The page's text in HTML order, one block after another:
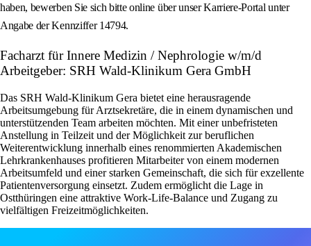
haben, bewerben Sie sich bitte online über unser Karriere-Portal unter
Angabe der Kennziffer 14794.
Facharzt für Innere Medizin / Nephrologie w/m/d
Arbeitgeber: SRH Wald-Klinikum Gera GmbH
Das SRH Wald-Klinikum Gera bietet eine herausragende
Arbeitsumgebung für Arztsekretäre, die in einem dynamischen und
unterstützenden Team arbeiten möchten. Mit einer unbefristeten
Anstellung in Teilzeit und der Möglichkeit zur beruflichen
Weiterentwicklung innerhalb eines renommierten Akademischen
Lehrkrankenhauses profitieren Mitarbeiter von einem modernen
Arbeitsumfeld und einer starken Gemeinschaft, die sich für exzellente
Patientenversorgung einsetzt. Zudem ermöglicht die Lage in
Ostthüringen eine attraktive Work-Life-Balance und Zugang zu
vielfältigen Freizeitmöglichkeiten.